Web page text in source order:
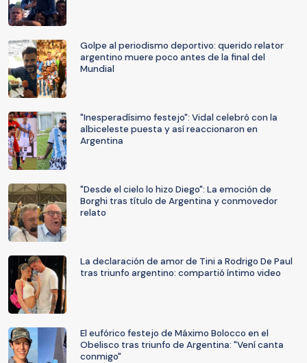
Golpe al periodismo deportivo: querido relator
argentino muere poco antes de la final del
Mundial
"Inesperadísimo festejo": Vidal celebró con la
albiceleste puesta y así reaccionaron en
Argentina
"Desde el cielo lo hizo Diego": La emoción de
Borghi tras título de Argentina y conmovedor
relato
La declaración de amor de Tini a Rodrigo De Paul
tras triunfo argentino: compartió íntimo video
El eufórico festejo de Máximo Bolocco en el
Obelisco tras triunfo de Argentina: "Vení canta
conmigo"